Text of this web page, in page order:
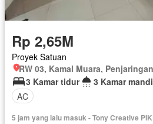
Rp 2,65M
Proyek Satuan
3 Kamar tidur
3 Kamar mandi
AC
5 jam yang lalu masuk - Tony Creative PIK